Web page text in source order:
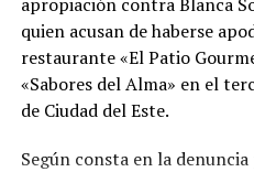
autoridades municipales,
propietarios de comercios,
perjuicio de las normas
deberían priorizarse para
menos les importa a las
llamada Vitadent— que la
estructurando con una
Las pruebas
Durante cuatro años de
quien acusan de haberse
restaurante «El Patio
«Sabores del Alma» en el
de Ciudad del Este.
Según consta en la